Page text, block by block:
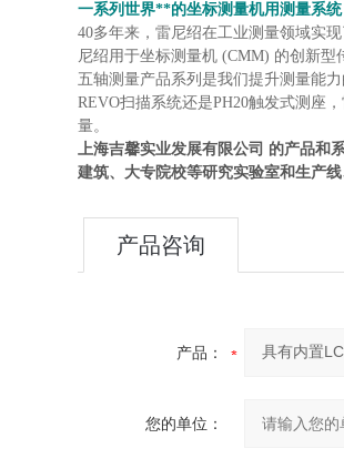
一系列世界**的坐标测量机用测量系统
40多年来，雷尼绍在工业测量领域实
尼绍用于坐标测量机 (CMM) 的创新型
五轴测量产品系列是我们提升测量能
REVO扫描系统还是PH20触发式测座
量。
上海吉馨实业发展有限公司 的产品和
建筑、大专院校等研究实验室和生产
产品咨询
产品：
您的单位：